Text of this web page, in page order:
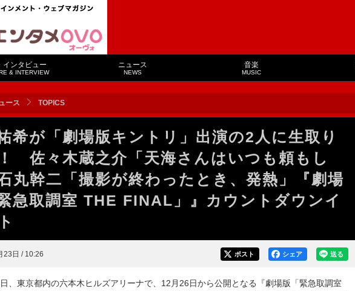
インタビュー
& INTERVIEW
ニュース
NEWS
音楽
MUSIC
ース TOPICS
希が「劇場版キントリ」出演の2人に生取り
佐々木蔵之介「天海さんはいつも頼もし
丸幹二「撮影が終わったとき、発熱」『劇場
急取調室 THE FINAL」』カウントダウンイ
23日 / 10:26 送る
シェア
ポスト
、東京都内の六本木ヒルズアリーナで、12月26日から公開となる『劇場版「緊急取調室